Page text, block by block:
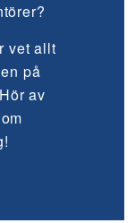
vet allt
på
av